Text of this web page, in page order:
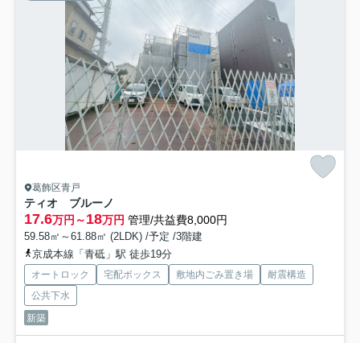
葛飾区青戸
ティオ ブルーノ
17.6万円～18万円 管理/共益費8,000円
59.58㎡～61.88㎡ (2LDK) /予定 /3階建
京成本線「青砥」駅 徒歩19分
オートロック 宅配ボックス 敷地内ごみ置き場
耐震構造
公共下水
新築